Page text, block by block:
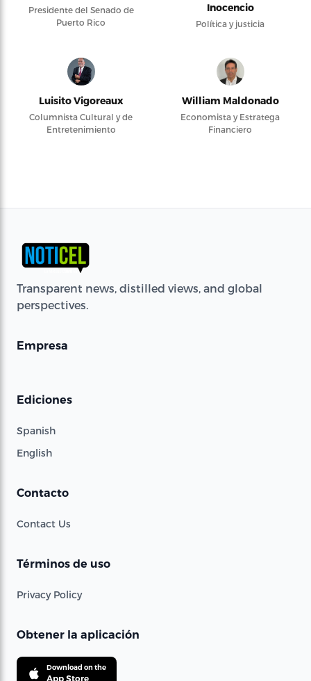
Presidente del Senado de
Puerto Rico
Inocencio
Política y justicia
Luisito Vigoreaux
Columnista Cultural y de
Entretenimiento
William Maldonado
Economista y Estratega
Financiero
Transparent news, distilled views, and global
perspectives.
Empresa
Ediciones
Spanish
English
Contacto
Contact Us
Términos de uso
Privacy Policy
Obtener la aplicación
Download on the
App Store